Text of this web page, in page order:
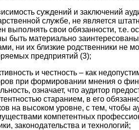
суждений и заключений
службе, не является
выполнять свои обязанности, т.е.
быть материально
ни их близкие родственники не
предприятий (3);
и честность – как
при формировании мнения о
означает, что аудитор
старанием, в его
на высоком уровне, с тем, чтобы
компетентных
законодательства и технологий;